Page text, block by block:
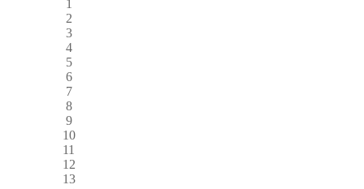
1
2
3
4
5
6
7
8
9
10
11
12
13